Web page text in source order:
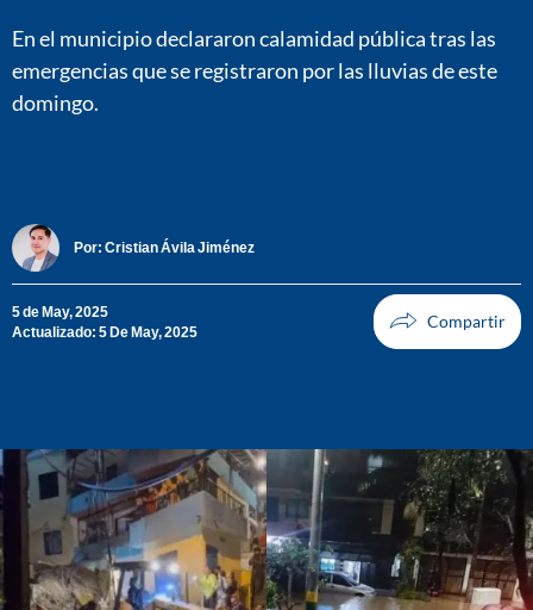
En el municipio declararon calamidad pública tras las
emergencias que se registraron por las lluvias de este
domingo.
Por: Cristian Ávila Jiménez
5 de May, 2025
Actualizado: 5 De May, 2025